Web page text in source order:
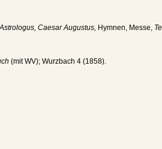
Caesar Augustus, Hymnen, Messe,
(mit WV); Wurzbach 4 (1858).